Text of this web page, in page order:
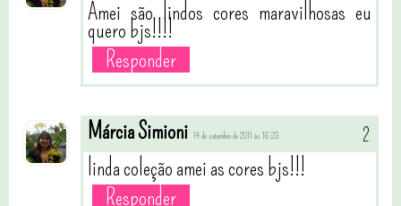
Amei são lindos cores maravilhosas eu
quero bjs!!!!
Responder
Márcia Simioni 14 de setembro de 2011 às 16:23
linda coleção amei as cores bjs!!!
Responder